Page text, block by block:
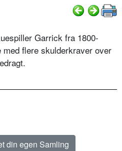
Garrick fra 1800-
flere skulderkraver over
din egen Samling